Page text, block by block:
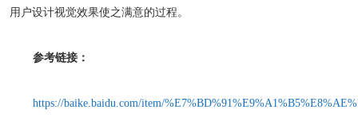
用户设计视觉效果使之满意的过程。
参考链接：
https://baike.baidu.com/item/